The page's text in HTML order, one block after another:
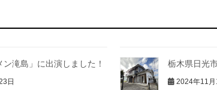
ン滝島」に出演しました！
日
栃木県日光
2024年11月